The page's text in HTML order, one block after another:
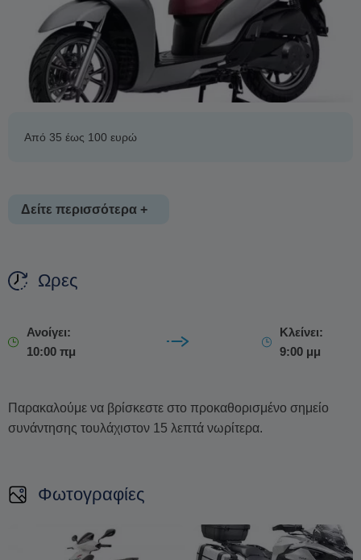
Από 35 έως 100 ευρώ
Δείτε περισσότερα +
Ωρες
Ανοίγει:
10:00 πμ
Κλείνει:
9:00 μμ
Παρακαλούμε να βρίσκεστε στο προκαθορισμένο σημείο
συνάντησης τουλάχιστον 15 λεπτά νωρίτερα.
Φωτογραφίες